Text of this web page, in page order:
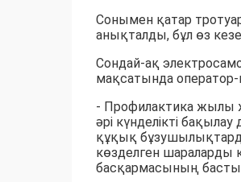
Сонымен қатар
анықталды, бұл өз
Сондай-ақ
мақсатында
- Профилактика жылы
әрі күнделікті
құқық
көзделген шараларды
басқармасының